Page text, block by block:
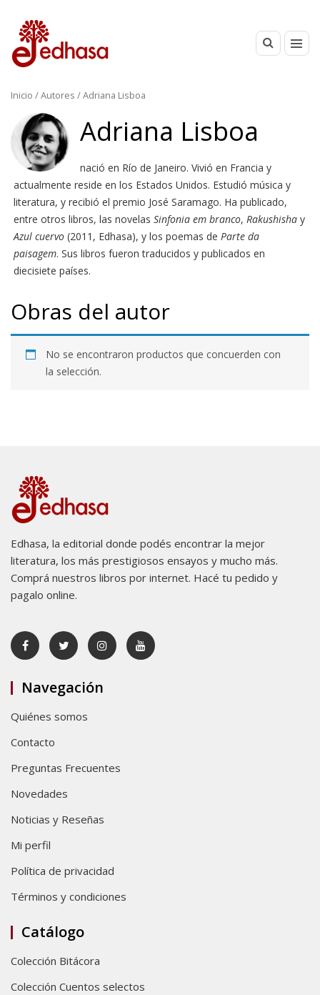
Inicio / Autores / Adriana Lisboa
Adriana Lisboa
nació en Río de Janeiro. Vivió en Francia y
actualmente reside en los Estados Unidos. Estudió música y
literatura, y recibió el premio José Saramago. Ha publicado,
entre otros libros, las novelas Sinfonia em branco, Rakushisha y
Azul cuervo (2011, Edhasa), y los poemas de Parte da
paisagem. Sus libros fueron traducidos y publicados en
diecisiete países.
Obras del autor
No se encontraron productos que concuerden con
la selección.
Edhasa, la editorial donde podés encontrar la mejor
literatura, los más prestigiosos ensayos y mucho más.
Comprá nuestros libros por internet. Hacé tu pedido y
pagalo online.
Navegación
Quiénes somos
Contacto
Preguntas Frecuentes
Novedades
Noticias y Reseñas
Mi perfil
Política de privacidad
Términos y condiciones
Catálogo
Colección Bitácora
Colección Cuentos selectos